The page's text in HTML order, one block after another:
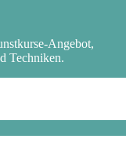
Angebot,
Techniken.